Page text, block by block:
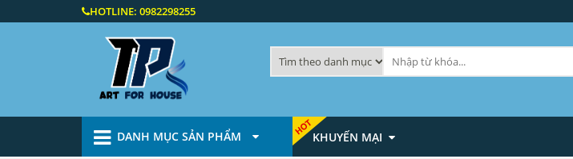
HOTLINE: 0982298255
DANH MỤC SẢN PHẨM KHUYẾN MẠI